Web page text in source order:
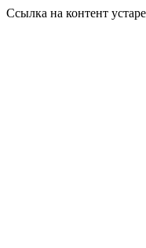
Ссылка на контент